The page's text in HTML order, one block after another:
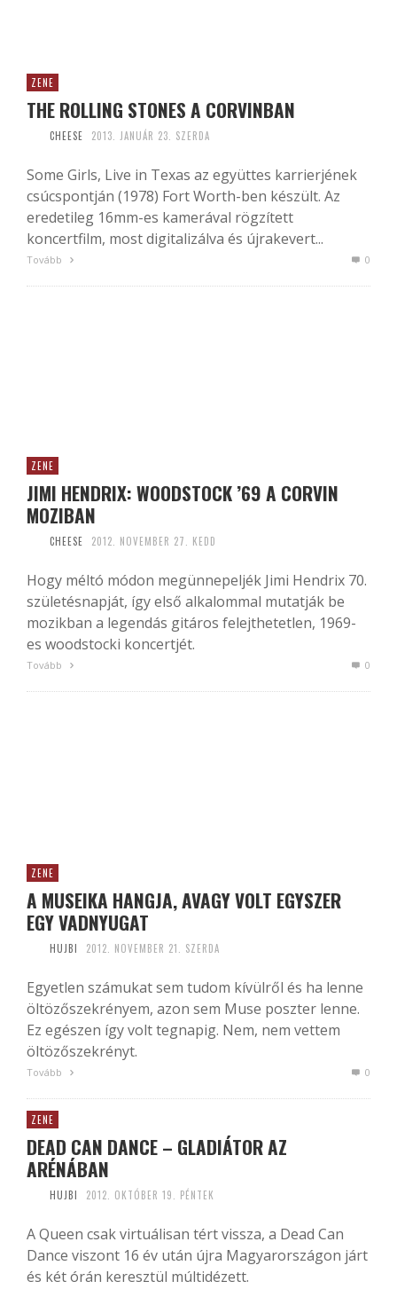
ZENE
THE ROLLING STONES A CORVINBAN
CHEESE 2013. JANUÁR 23. SZERDA
Some Girls, Live in Texas az együttes karrierjének
csúcspontján (1978) Fort Worth-ben készült. Az
eredetileg 16mm-es kamerával rögzített
koncertfilm, most digitalizálva és újrakevert...
Tovább 0
ZENE
JIMI HENDRIX: WOODSTOCK ’69 A CORVIN
MOZIBAN
CHEESE 2012. NOVEMBER 27. KEDD
Hogy méltó módon megünnepeljék Jimi Hendrix 70.
születésnapját, így első alkalommal mutatják be
mozikban a legendás gitáros felejthetetlen, 1969-
es woodstocki koncertjét.
Tovább 0
ZENE
A MUSEIKA HANGJA, AVAGY VOLT EGYSZER
EGY VADNYUGAT
HUJBI 2012. NOVEMBER 21. SZERDA
Egyetlen számukat sem tudom kívülről és ha lenne
öltözőszekrényem, azon sem Muse poszter lenne.
Ez egészen így volt tegnapig. Nem, nem vettem
öltözőszekrényt.
Tovább 0
ZENE
DEAD CAN DANCE – GLADIÁTOR AZ
ARÉNÁBAN
HUJBI 2012. OKTÓBER 19. PÉNTEK
A Queen csak virtuálisan tért vissza, a Dead Can
Dance viszont 16 év után újra Magyarországon járt
és két órán keresztül múltidézett.